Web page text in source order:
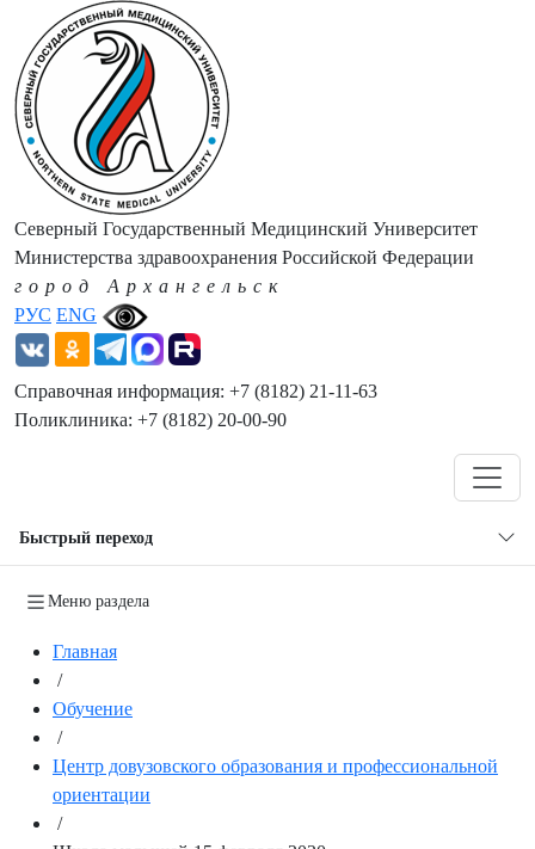
РУС ENG
Северный Государственный Медицинский Университет
Министерства здравоохранения Российской Федерации
город Архангельск
Справочная информация: +7 (8182) 21-11-63
Поликлиника: +7 (8182) 20-00-90
Быстрый переход
Меню раздела
Главная
/
Обучение
/
Центр довузовского образования и профессиональной
ориентации
/